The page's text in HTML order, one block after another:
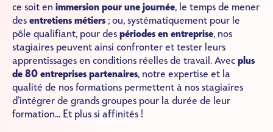
ce soit en immersion pour une journée, le temps de mener
des entretiens métiers ; ou, systématiquement pour le
pôle qualifiant, pour des périodes en entreprise, nos
stagiaires peuvent ainsi confronter et tes­ter leurs
apprentissages en conditions réelles de travail. Avec plus
de 80 entreprises partenaires, notre expertise et la
qualité de nos formations permettent à nos stagiaires
d’intégrer de grands groupes pour la durée de leur
formation... Et plus si affinités !